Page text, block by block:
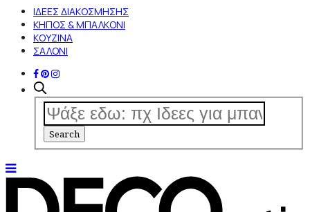
ΙΔΕΕΣ ΔΙΑΚΟΣΜΗΣΗΣ
ΚΗΠΟΣ & ΜΠΑΛΚΟΝΙ
ΚΟΥΖΙΝΑ
ΣΑΛΟΝΙ